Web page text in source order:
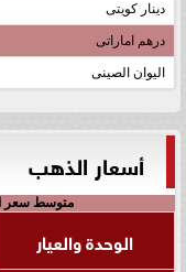
دينار كويتى
درهم اماراتى
اليوان الصينى
أسعار الذهب
متوسط سعر
الوحدة والعيار